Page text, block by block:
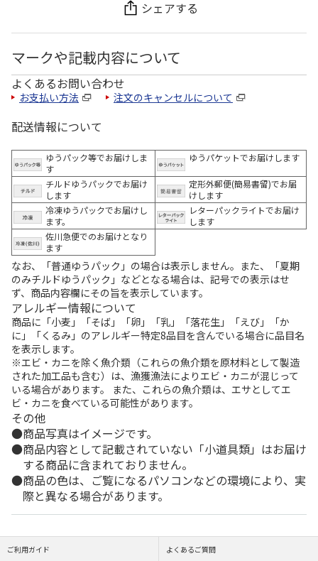
シェアする
マークや記載内容について
よくあるお問い合わせ
お支払い方法 注文のキャンセルについて
配送情報について
ゆうパック等でお届けしま
す
ゆうパケットでお届けします
チルドゆうパックでお届け
します
定形外郵便(簡易書留)でお届
けします
冷凍ゆうパックでお届けし
ます。
レターパックライトでお届け
します
佐川急便でのお届けとなり
ます
なお、「普通ゆうパック」の場合は表示しません。また、「夏期
のみチルドゆうパック」などとなる場合は、記号での表示はせ
ず、商品内容欄にその旨を表示しています。
アレルギー情報について
商品に「小麦」「そば」「卵」「乳」「落花生」「えび」「か
に」「くるみ」のアレルギー特定8品目を含んでいる場合に品目名
を表示します。
※エビ・カニを除く魚介類（これらの魚介類を原材料として製造
された加工品も含む）は、漁獲漁法によりエビ・カニが混じって
いる場合があります。 また、これらの魚介類は、エサとしてエ
ビ・カニを食べている可能性があります。
その他
商品写真はイメージです。
商品内容として記載されていない「小道具類」はお届け
する商品に含まれておりません。
商品の色は、ご覧になるパソコンなどの環境により、実
際と異なる場合があります。
ご利用ガイド よくあるご質問